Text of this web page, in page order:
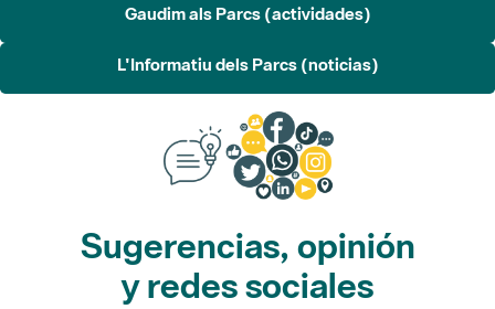
Gaudim als Parcs (actividades)
L'Informatiu dels Parcs (noticias)
Sugerencias, opinión
y redes sociales